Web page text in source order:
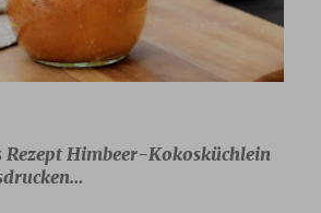
Rezept Himbeer-Kokosküchlein